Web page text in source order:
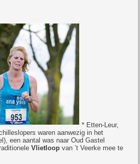
* Etten-Leur,
waren aanwezig in het
een aantal was naar Oud Gastel
Vlietloop van ’t Veerke mee te